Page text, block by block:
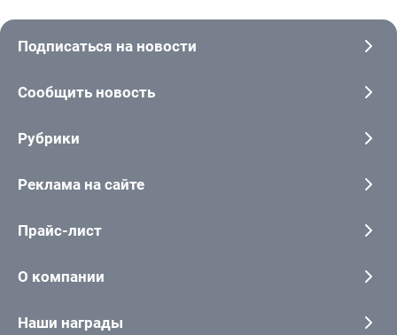
Подписаться на новости
Сообщить новость
Рубрики
Реклама на сайте
Прайс-лист
О компании
Наши награды